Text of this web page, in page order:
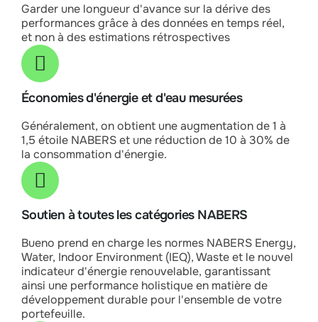
Garder une longueur d'avance sur la dérive des
performances grâce à des données en temps réel,
et non à des estimations rétrospectives
Économies d'énergie et d'eau mesurées
Généralement, on obtient une augmentation de 1 à
1,5 étoile NABERS et une réduction de 10 à 30% de
la consommation d'énergie.
Soutien à toutes les catégories NABERS
Bueno prend en charge les normes NABERS Energy,
Water, Indoor Environment (IEQ), Waste et le nouvel
indicateur d'énergie renouvelable, garantissant
ainsi une performance holistique en matière de
développement durable pour l'ensemble de votre
portefeuille.